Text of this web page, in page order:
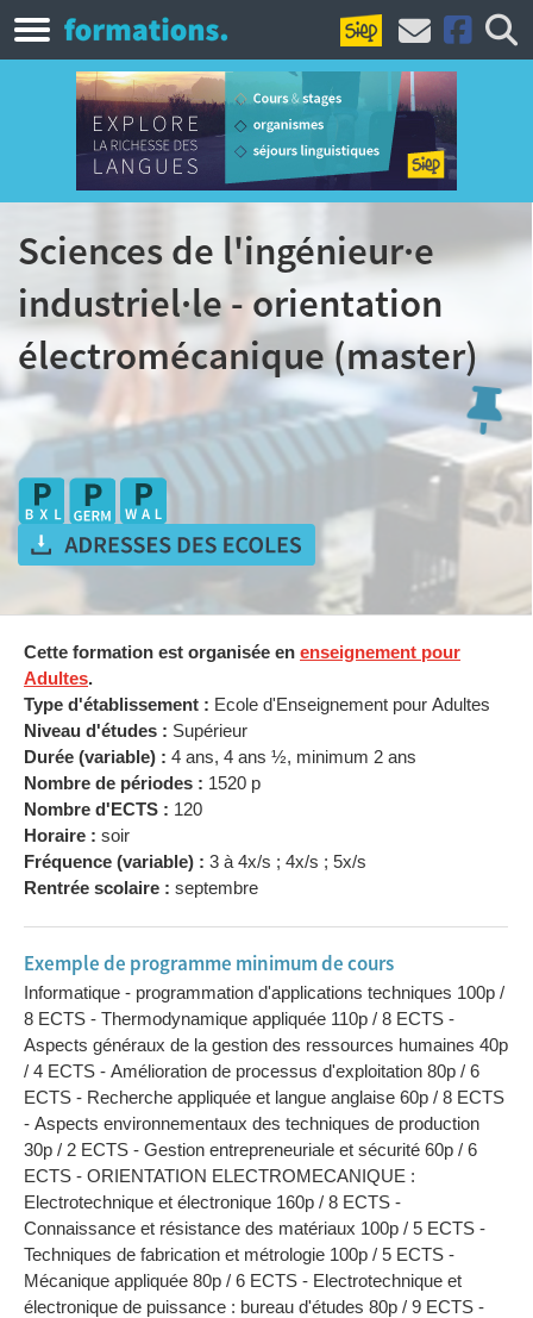
Sciences de l'ingénieur·e
industriel·le - orientation
électromécanique (master)
Cette formation est organisée en enseignement pour
Adultes.
Type d'établissement : Ecole d'Enseignement pour Adultes
Niveau d'études : Supérieur
Durée (variable) :
4 ans, 4 ans ½, minimum 2 ans
Nombre de périodes : 1520 p
Nombre d'ECTS : 120
Horaire : soir
Fréquence (variable) :
3 à 4x/s ; 4x/s ; 5x/s
Rentrée scolaire : septembre
Exemple de programme minimum de cours
Informatique - programmation d'applications techniques 100p /
8 ECTS - Thermodynamique appliquée 110p / 8 ECTS -
Aspects généraux de la gestion des ressources humaines 40p
/ 4 ECTS - Amélioration de processus d'exploitation 80p / 6
ECTS - Recherche appliquée et langue anglaise 60p / 8 ECTS
- Aspects environnementaux des techniques de production
30p / 2 ECTS - Gestion entrepreneuriale et sécurité 60p / 6
ECTS - ORIENTATION ELECTROMECANIQUE :
Electrotechnique et électronique 160p / 8 ECTS -
Connaissance et résistance des matériaux 100p / 5 ECTS -
Techniques de fabrication et métrologie 100p / 5 ECTS -
Mécanique appliquée 80p / 6 ECTS - Electrotechnique et
électronique de puissance : bureau d'études 80p / 9 ECTS -